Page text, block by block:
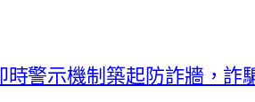
警示機制築起防詐牆，詐